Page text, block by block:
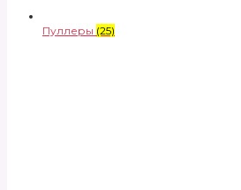
Пуллеры (25)